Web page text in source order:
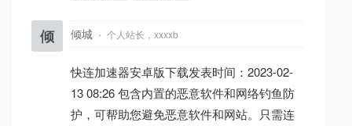
倾 倾城 · 个人站长，xxxxb
快连加速器安卓版下载发表时间：2023-02-
13 08:26 包含内置的恶意软件和网络钓鱼防
护，可帮助您避免恶意软件和网站。只需连